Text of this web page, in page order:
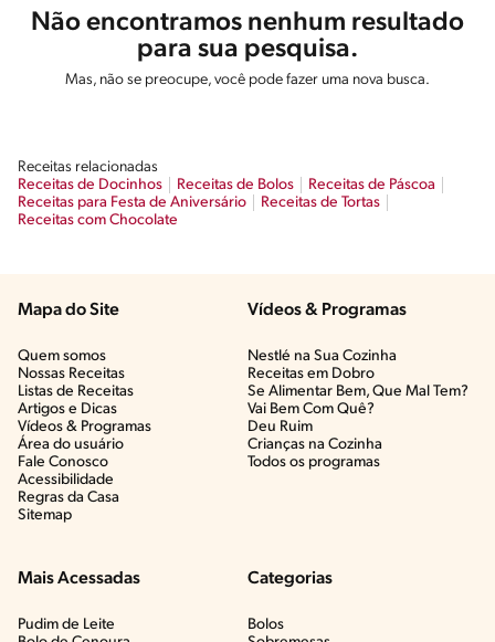
Não encontramos nenhum resultado
para sua pesquisa.
Mas, não se preocupe, você pode fazer uma nova busca.
Receitas relacionadas
Receitas de Docinhos
Receitas de Bolos
Receitas de Páscoa
Receitas para Festa de Aniversário
Receitas de Tortas
Receitas com Chocolate
Mapa do Site
Quem somos
Nossas Receitas
Listas de Receitas​
Artigos e Dicas​
Vídeos & Programas​
Área do usuário
Fale Conosco
Acessibilidade
Regras da Casa
Sitemap
Vídeos & Programas​
Nestlé na Sua Cozinha
Receitas em Dobro
Se Alimentar Bem, Que Mal Tem?​
Vai Bem Com Quê?​
Deu Ruim​
Crianças na Cozinha​
Todos os programas
Mais Acessadas
Pudim de Leite
Categorias
Bolos